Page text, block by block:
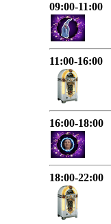
09:00-11:00
11:00-16:00
16:00-18:00
18:00-22:00